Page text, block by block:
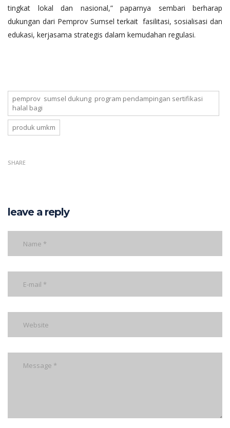
tingkat lokal dan nasional,” paparnya sembari berharap
dukungan dari Pemprov Sumsel terkait fasilitasi, sosialisasi dan
edukasi, kerjasama strategis dalam kemudahan regulasi.
pemprov sumsel dukung program pendampingan sertifikasi
halal bagi
produk umkm
SHARE
leave a reply